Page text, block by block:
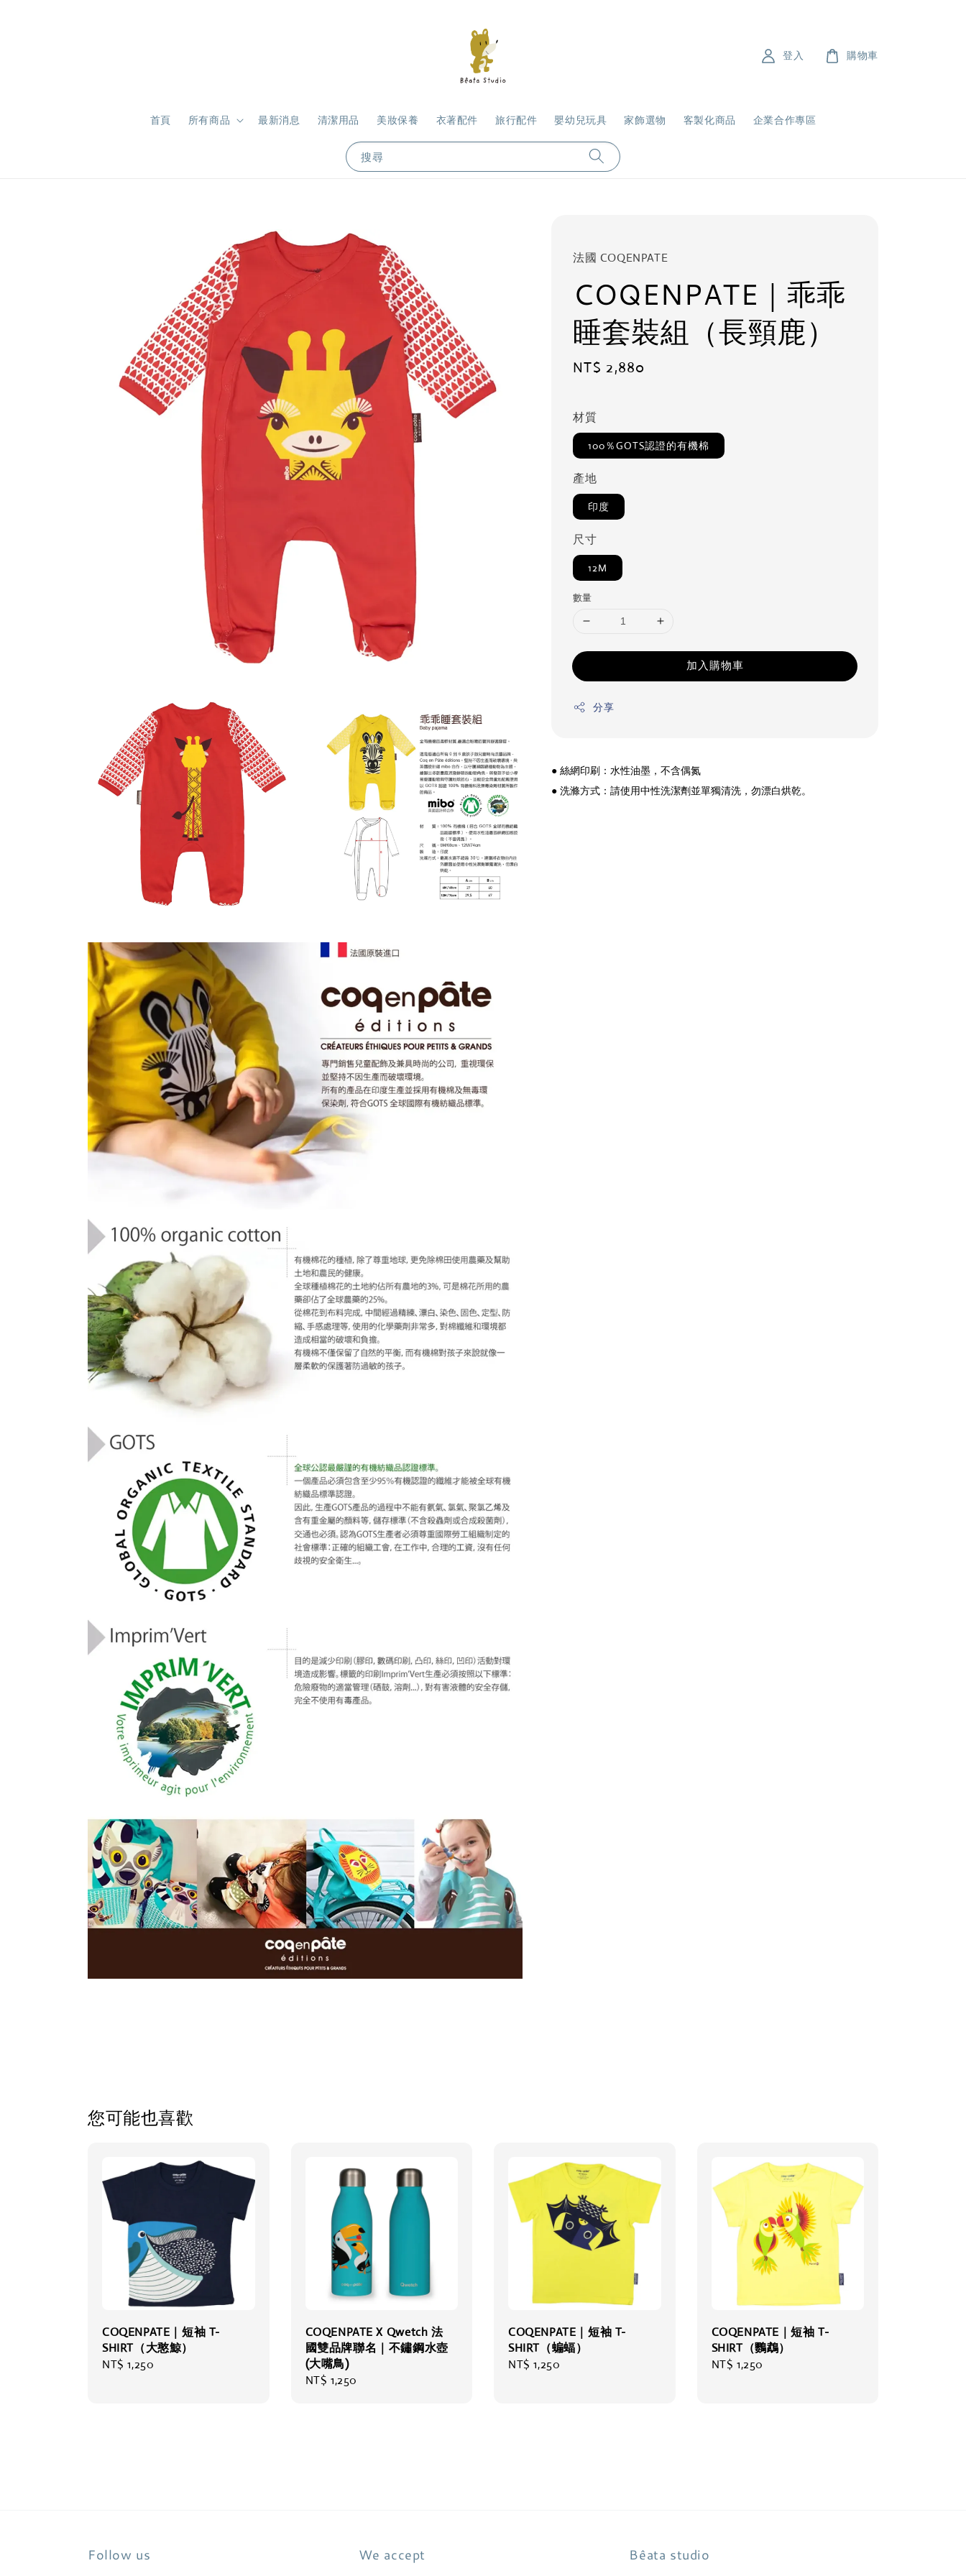
搜尋
首頁 所有商品 最新消息 清潔用品 美妝保養 衣著配件 旅行配件 嬰幼兒玩具 家飾選物 客製化商品 企業合作專區
登入 購物車
法國 COQENPATE
COQENPATE｜乖乖
睡套裝組（長頸鹿）
Regular
NT$ 2,880
材質
100％GOTS認證的有機棉
產地
印度
尺寸
12M
數量
加入購物車
分享
● 絲網印刷：水性油墨，不含偶氮
● 洗滌方式：請使用中性洗潔劑並單獨清洗，勿漂白烘乾。
您可能也喜歡
COQENPATE｜短袖 T-
SHIRT（大憨鯨）
Regular
NT$ 1,250
COQENPATE X Qwetch 法
國雙品牌聯名｜不鏽鋼水壺
(大嘴鳥)
Regular
NT$ 1,250
COQENPATE｜短袖 T-
SHIRT（蝙蝠）
Regular
NT$ 1,250
COQENPATE｜短袖 T-
SHIRT（鸚鵡）
Regular
NT$ 1,250
Follow us We accept Bêata studio